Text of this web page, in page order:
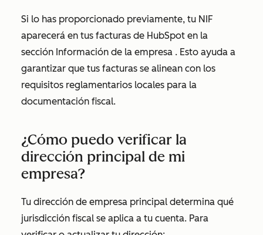
Si lo has proporcionado previamente, tu NIF
aparecerá en tus facturas de HubSpot en la
sección Información de la empresa . Esto ayuda a
garantizar que tus facturas se alinean con los
requisitos reglamentarios locales para la
documentación fiscal.
¿Cómo puedo verificar la
dirección principal de mi
empresa?
Tu dirección de empresa principal determina qué
jurisdicción fiscal se aplica a tu cuenta. Para